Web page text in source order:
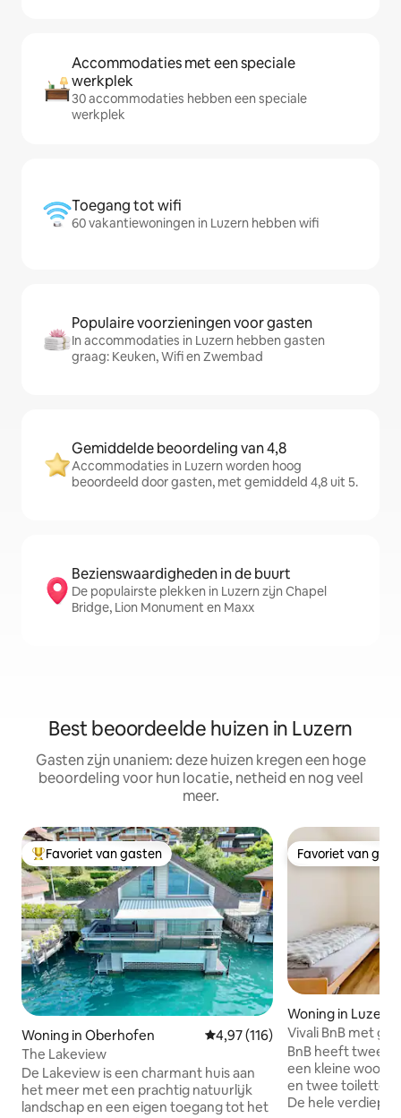
Accommodaties met een speciale
werkplek
30 accommodaties hebben een speciale
werkplek
Toegang tot wifi
60 vakantiewoningen in Luzern hebben wifi
Populaire voorzieningen voor gasten
In accommodaties in Luzern hebben gasten
graag: Keuken, Wifi en Zwembad
Gemiddelde beoordeling van 4,8
Accommodaties in Luzern worden hoog
beoordeeld door gasten, met gemiddeld 4,8 uit 5.
Bezienswaardigheden in de buurt
De populairste plekken in Luzern zijn Chapel
Bridge, Lion Monument en Maxx
Best beoordeelde huizen in Luzern
Gasten zijn unaniem: deze huizen kregen een hoge
beoordeling voor hun locatie, netheid en nog veel
meer.
Topfavoriet van gasten
Favoriet van gasten
Woning in Oberhofen Gemiddelde beoordeling van
4,97 (116)
The Lakeview
De Lakeview is een charmant huis aan
het meer met een prachtig natuurlijk
landschap en een eigen toegang tot het
Favoriet van
Favoriet van
Woning in Luzern
Vivali BnB met
BnB heeft twee
een kleine
en twee toiletten
De hele